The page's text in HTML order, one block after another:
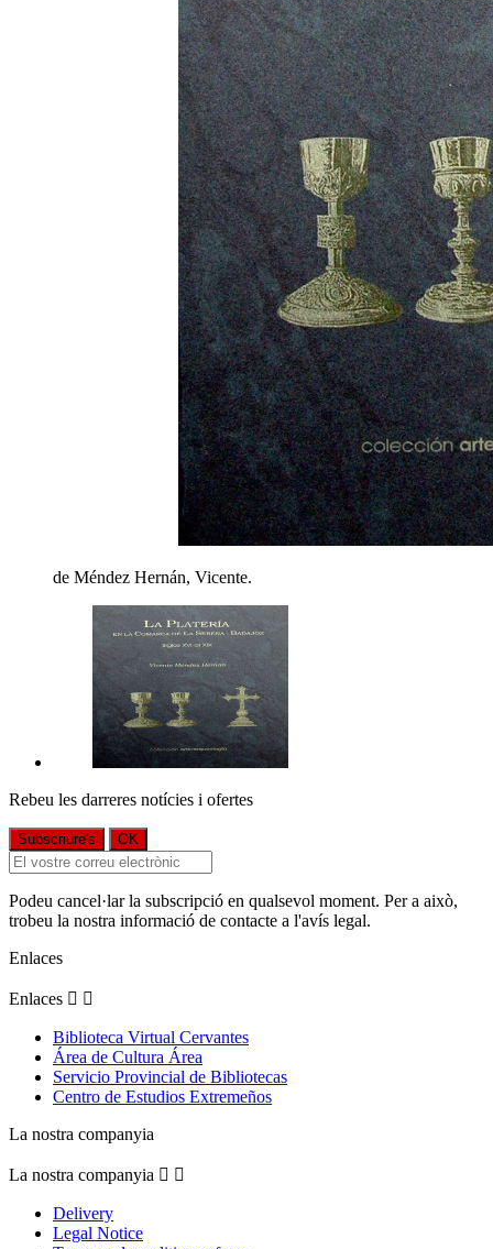
de Méndez Hernán, Vicente.
Rebeu les darreres notícies i ofertes
Podeu cancel·lar la subscripció en qualsevol moment. Per a això,
trobeu la nostra informació de contacte a l'avís legal.
Enlaces
Enlaces  
Biblioteca Virtual Cervantes
Área de Cultura Área
Servicio Provincial de Bibliotecas
Centro de Estudios Extremeños
La nostra companyia
La nostra companyia  
Delivery
Legal Notice